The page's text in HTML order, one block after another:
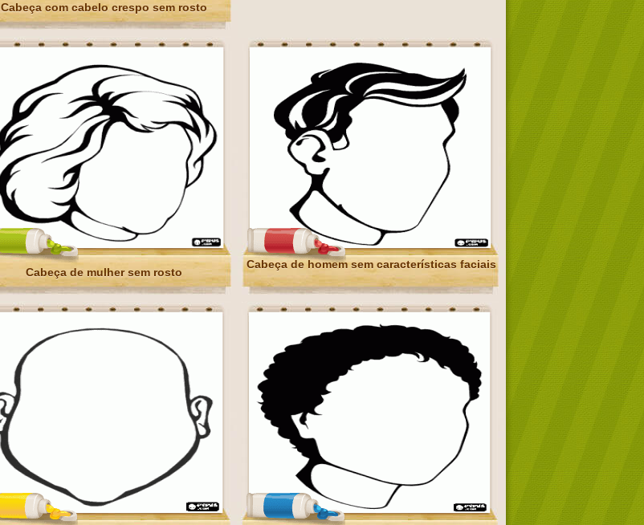
Cabeça com cabelo crespo sem rosto
Cabeça de mulher sem rosto
Cabeça de homem sem características faciais